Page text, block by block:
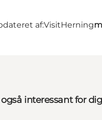
af:VisitHerning
interessant for